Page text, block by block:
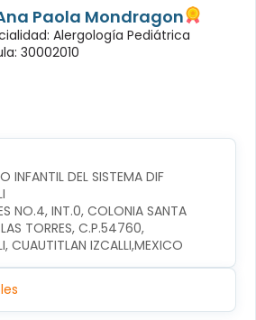
Paola Mondragon
Alergología Pediátrica
30002010
INFANTIL DEL SISTEMA DIF
NO.4, INT.0, COLONIA SANTA
TORRES, C.P.54760,
CUAUTITLAN IZCALLI,MEXICO